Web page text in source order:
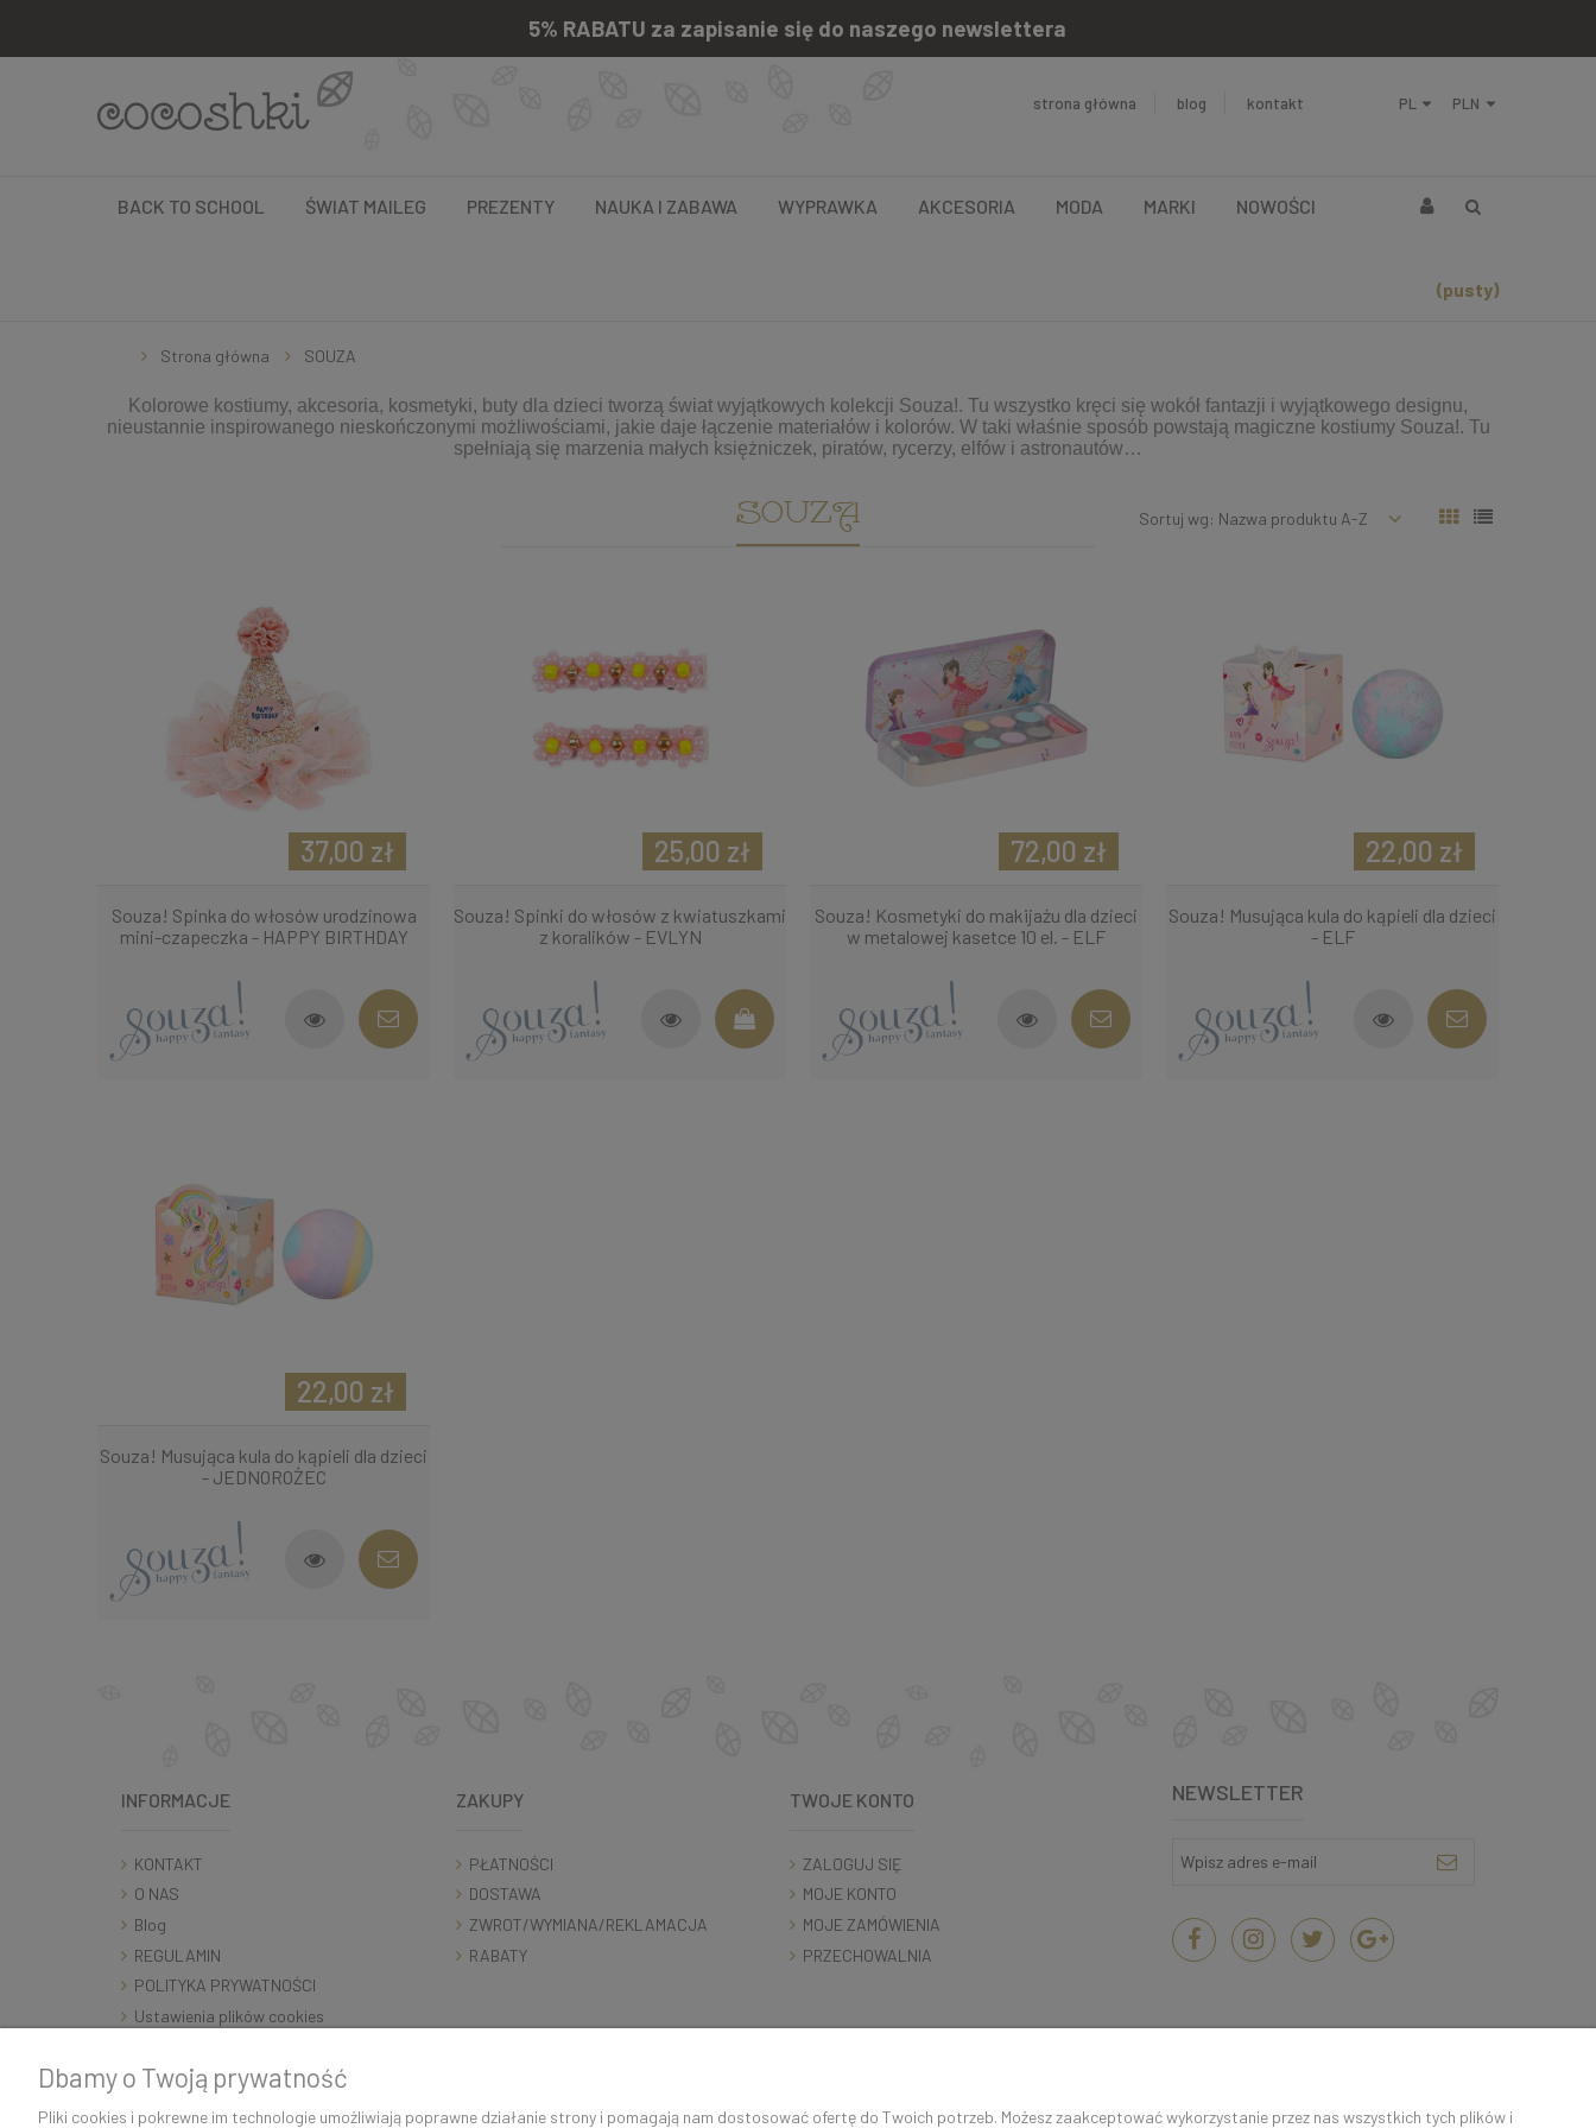
5% RABATU za zapisanie się do naszego newslettera
strona główna blog kontakt
BACK TO SCHOOL ŚWIAT MAILEG PREZENTY NAUKA I ZABAWA WYPRAWKA AKCESORIA MODA MARKI NOWOŚCI
(pusty)
Strona główna SOUZA
Kolorowe kostiumy, akcesoria, kosmetyki, buty dla dzieci tworzą świat wyjątkowych kolekcji Souza!. Tu wszystko kręci się wokół fantazji i wyjątkowego designu,
nieustannie inspirowanego nieskończonymi możliwościami, jakie daje łączenie materiałów i kolorów. W taki właśnie sposób powstają magiczne kostiumy Souza!. Tu
spełniają się marzenia małych księżniczek, piratów, rycerzy, elfów i astronautów…
SOUZA Sortuj wg: Nazwa produktu A-Z
Souza! Spinka do włosów urodzinowa
mini-czapeczka - HAPPY BIRTHDAY
37,00 zł
Souza! Spinki do włosów z kwiatuszkami
z koralików - EVLYN
25,00 zł
Souza! Kosmetyki do makijażu dla dzieci
w metalowej kasetce 10 el. - ELF
72,00 zł
Souza! Musująca kula do kąpieli dla dzieci
- ELF
22,00 zł
Souza! Musująca kula do kąpieli dla dzieci
- JEDNOROŻEC
22,00 zł
INFORMACJE
KONTAKT
O NAS
Blog
REGULAMIN
POLITYKA PRYWATNOŚCI
Ustawienia plików cookies
ZAKUPY
PŁATNOŚCI
DOSTAWA
ZWROT/WYMIANA/REKLAMACJA
RABATY
TWOJE KONTO
ZALOGUJ SIĘ
MOJE KONTO
MOJE ZAMÓWIENIA
PRZECHOWALNIA
NEWSLETTER
Dbamy o Twoją prywatność
Pliki cookies i pokrewne im technologie umożliwiają poprawne działanie strony i pomagają nam dostosować ofertę do Twoich potrzeb. Możesz zaakceptować wykorzystanie przez nas wszystkich tych plików i